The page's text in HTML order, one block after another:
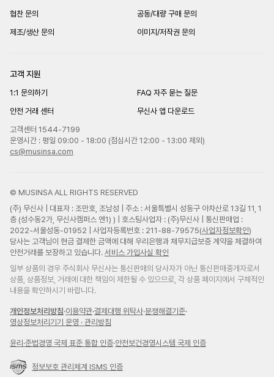
협찬 문의
공동/대량 구매 문의
제조/생산 문의
이미지/저작권 문의
고객 지원
1:1 문의하기
FAQ 자주 묻는 질문
안전 거래 센터
무신사 앱 다운로드
고객센터 1544-7199
운영시간 : 평일 09:00 - 18:00 (점심시간 12:00 - 13:00 제외)
cs@musinsa.com
© MUSINSA ALL RIGHTS RESERVED
(주) 무신사 | 대표자 : 조만호, 조남성 | 주소 : 서울특별시 성동구 아차산로 13길 11, 1
층 (성수동2가, 무신사캠퍼스 엔1) ) | 호스팅사업자 : (주)무신사 | 통신판매업 :
2022-서울성동-01952 | 사업자등록번호 : 211-88-79575(사업자정보확인)
당사는 고객님이 현금 결제한 금액에 대해 우리은행과 채무지급보증 계약을 체결하여
안전거래를 보장하고 있습니다. 서비스 가입사실 확인
일부 상품의 경우 주식회사 무신사는 통신판매의 당사자가 아닌 통신판매중개자로서
상품, 상품정보, 거래에 대한 책임이 제한될 수 있으므로, 각 상품 페이지에서 구체적인
내용을 확인하시기 바랍니다.
개인정보처리방침·이용약관·결제대행 위탁사·분쟁해결기준·
영상정보처리기기 운영 · 관리방침
윤리 ·준법경영 국제 표준 통합 인증·안전보건경영시스템 국제 인증
정보보호 관리체계 ISMS 인증